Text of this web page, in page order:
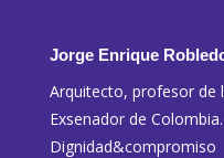
Jorge Enrique
Arquitecto, profesor de
Exsenador de
Dignidad&compromiso